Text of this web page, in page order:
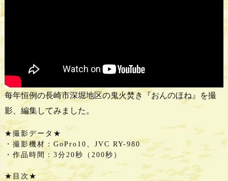
每年恒例の長崎市深堀地区の鬼火焚き『おんのほね』を撮
影、編集してみました。
★撮影データ★
・撮影機材：GoPro10、JVC RY-980
・作品時間：3分20秒（200秒）
★目次★